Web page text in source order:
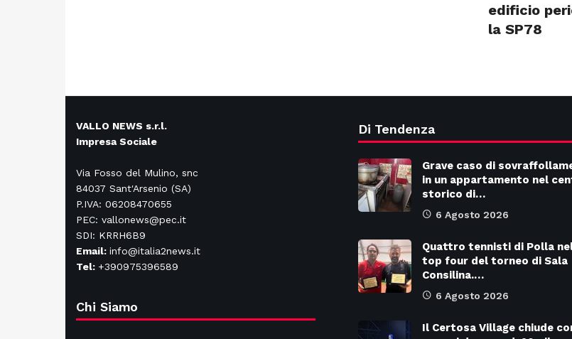
edificio
la SP78
VALLO NEWS s.r.l.
Impresa Sociale
Via Fosso del Mulino, snc
84037 Sant'Arsenio (SA)
P.IVA: 06208470655
PEC: vallonews@pec.it
SDI: KRRH6B9
Email: info@italia2news.it
Tel: +390975396589
Chi Siamo
Di Tendenza
Grave caso di
in un appartamento nel
storico di…
6 Agosto 2026
Quattro tennisti di Polla
top four del torneo di Sala
Consilina.…
6 Agosto 2026
Il Certosa Village chiude